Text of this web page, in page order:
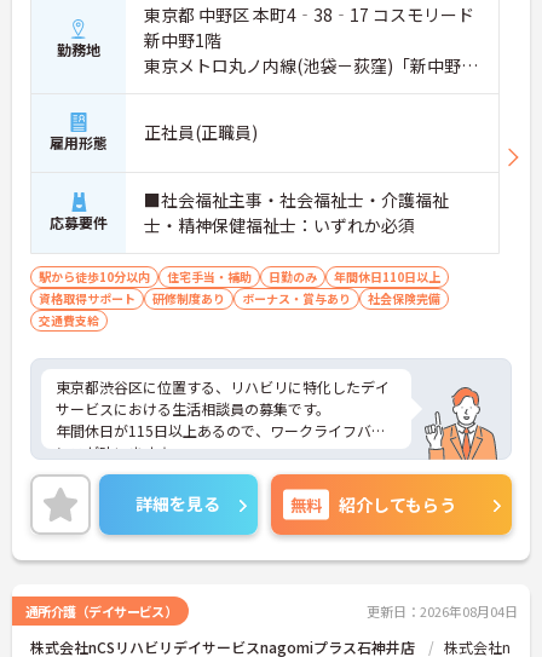
勤務地
東京都 中野区 本町4‐38‐17 コスモリード
新中野1階
東京メトロ丸ノ内線(池袋－荻窪)「新中野
駅」徒歩4分
雇用形態 正社員(正職員)
応募要件
■社会福祉主事・社会福祉士・介護福祉
士・精神保健福祉士：いずれか必須
駅から徒歩10分以内 住宅手当・補助 日勤のみ
年間休日110日以上
資格取得サポート
研修制度あり ボーナス・賞与あり
社会保険完備
交通費支給
東京都渋谷区に位置する、リハビリに特化したデイ
サービスにおける生活相談員の募集です。
年間休日が115日以上あるので、ワークライフバラ
ンスが叶います☆
ご興味のある方には、面接対策ポイントなど、さら
に詳細をお話しいたしますのでお気軽にご相談くだ
さい！
詳細を見る 無料 紹介してもらう
通所介護（デイサービス） 更新日：2026年08月04日
株式会社nCSリハビリデイサービスnagomiプラス石神井店
株式会社n